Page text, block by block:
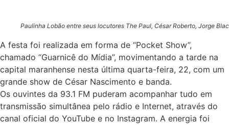
Paulinha Lobão entre seus locutores The Paul, César Roberto, Jorge
A festa foi realizada em forma de “Pocket Show”,
chamado “Guarnicê do Mídia”, movimentando a tarde na
capital maranhense nesta última quarta-feira, 22, com um
grande show de César Nascimento e banda.
Os ouvintes da 93.1 FM puderam acompanhar tudo em
transmissão simultânea pelo rádio e Internet, através do
canal oficial do YouTube e no Instagram. A energia foi